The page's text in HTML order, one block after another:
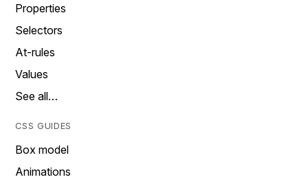
Properties
Selectors
At-rules
Values
See all…
CSS GUIDES
Box model
Animations